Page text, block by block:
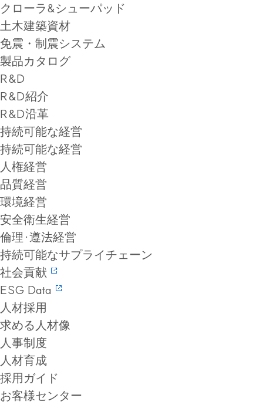
クローラ&シューパッド
土木建築資材
免震・制震システム
製品カタログ
R&D
R&D紹介
R&D沿革
持続可能な経営
持続可能な経営
人権経営
品質経営
環境経営
安全衛生経営
倫理·遵法経営
持続可能なサプライチェーン
社会貢献
ESG Data
人材採用
求める人材像
人事制度
人材育成
採用ガイド
お客様センター